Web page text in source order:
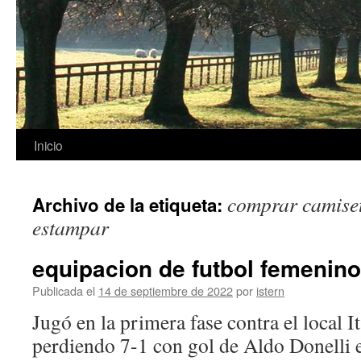
Saltar
contenido
Inicio
Archivo de la etiqueta: comprar
estampar
equipacion de futbol femenino
Publicada el 14 de septiembre de 2022por istern
Jugó en la primera fase contra el local
perdiendo 7-1 con gol de Aldo Donelli